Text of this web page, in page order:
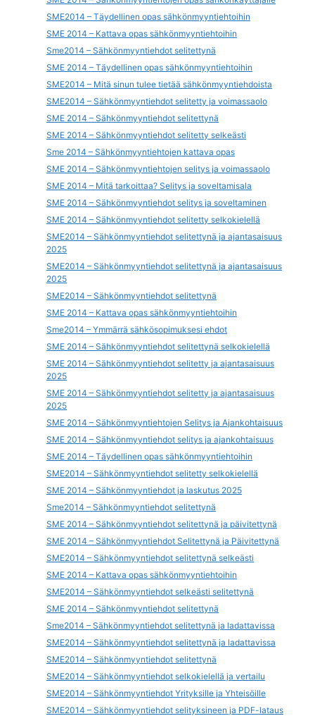
SME2014 – Täydellinen opas sähkönmyyntiehtoihin
SME 2014 – Kattava opas sähkönmyyntiehtoihin
Sme2014 – Sähkönmyyntiehdot selitettynä
SME 2014 – Täydellinen opas sähkönmyyntiehtoihin
SME2014 – Mitä sinun tulee tietää sähkönmyyntiehdoista
SME2014 – Sähkönmyyntiehdot selitetty ja voimassaolo
SME 2014 – Sähkönmyyntiehdot selitettynä
SME 2014 – Sähkönmyyntiehdot selitetty selkeästi
Sme 2014 – Sähkönmyyntiehtojen kattava opas
SME 2014 – Sähkönmyyntiehtojen selitys ja voimassaolo
SME 2014 – Mitä tarkoittaa? Selitys ja soveltamisala
SME 2014 – Sähkönmyyntiehdot selitys ja soveltaminen
SME 2014 – Sähkönmyyntiehdot selitetty selkokielellä
SME2014 – Sähkönmyyntiehdot selitettynä ja ajantasaisuus
2025
SME2014 – Sähkönmyyntiehdot selitettynä ja ajantasaisuus
2025
SME2014 – Sähkönmyyntiehdot selitettynä
SME 2014 – Kattava opas sähkönmyyntiehtoihin
Sme2014 – Ymmärrä sähkösopimuksesi ehdot
SME 2014 – Sähkönmyyntiehdot selitettynä selkokielellä
SME 2014 – Sähkönmyyntiehdot selitetty ja ajantasaisuus
2025
SME 2014 – Sähkönmyyntiehdot selitetty ja ajantasaisuus
2025
SME 2014 – Sähkönmyyntiehtojen Selitys ja Ajankohtaisuus
SME 2014 – Sähkönmyyntiehdot selitys ja ajankohtaisuus
SME 2014 – Täydellinen opas sähkönmyyntiehtoihin
SME2014 – Sähkönmyyntiehdot selitetty selkokielellä
SME 2014 – Sähkönmyyntiehdot ja laskutus 2025
Sme2014 – Sähkönmyyntiehdot selitettynä
SME 2014 – Sähkönmyyntiehdot selitettynä ja päivitettynä
SME 2014 – Sähkönmyyntiehdot Selitettynä ja Päivitettynä
SME2014 – Sähkönmyyntiehdot selitettynä selkeästi
SME 2014 – Kattava opas sähkönmyyntiehtoihin
SME2014 – Sähkönmyyntiehdot selkeästi selitettynä
SME 2014 – Sähkönmyyntiehdot selitettynä
Sme2014 – Sähkönmyyntiehdot selitettynä ja ladattavissa
SME2014 – Sähkönmyyntiehdot selitettynä ja ladattavissa
SME2014 – Sähkönmyyntiehdot selitettynä
SME2014 – Sähkönmyyntiehdot selkokielellä ja vertailu
SME2014 – Sähkönmyyntiehdot Yrityksille ja Yhteisöille
SME2014 – Sähkönmyyntiehdot selityksineen ja PDF-lataus